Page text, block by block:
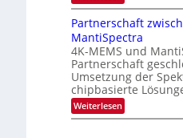
d
u
s
t
i
e
z
u
i
c
s
H
u
b
i
E
l
e
c
t
r
i
c
u
G
r
e
y
p
a
r
r
o
t
s
Partnerschaft
MantiSpectra
4K-MEMS und
Partnerschaft
Umsetzung der
chipbasierte
Weiterlesen:
P